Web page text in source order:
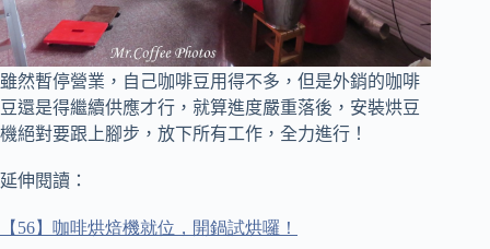
雖然暫停營業，自己咖啡豆用得不多，但是外銷的咖啡
豆還是得繼續供應才行， 就算進度嚴重落後，安裝烘豆
機絕對要跟上腳步，放下所有工作，全力進行！
延伸閱讀：
【 56】咖啡烘焙機就位，開鍋試烘囉！